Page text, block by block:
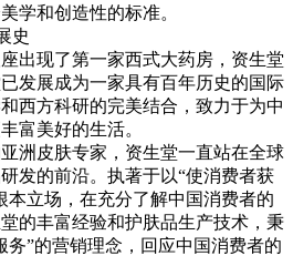
学和创造性的标准。
史
现了第一家西式大药房，资生堂
发展成为一家具有百年历史的国际
西方科研的完美结合，致力于为中
富美好的生活。
皮肤专家，资生堂一直站在全球
发的前沿。执著于以“使消费者获
本立场，在充分了解中国消费者的
的丰富经验和护肤品生产技术，秉
务”的营销理念，回应中国消费者的